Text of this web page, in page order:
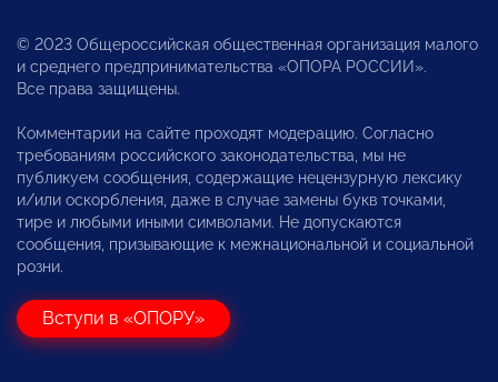
© 2023 Общероссийская общественная организация малого
и среднего предпринимательства «ОПОРА РОССИИ».
Все права защищены.
Комментарии на сайте проходят модерацию. Согласно
требованиям российского законодательства, мы не
публикуем сообщения, содержащие нецензурную лексику
и/или оскорбления, даже в случае замены букв точками,
тире и любыми иными символами. Не допускаются
сообщения, призывающие к межнациональной и социальной
розни.
Вступи в «ОПОРУ»